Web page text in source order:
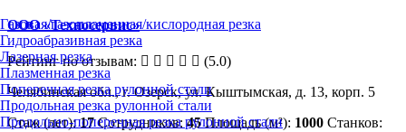
Газовая/газопламенная/кислородная резка
Гидроабразивная резка
Лазерная резка
Плазменная резка
Поперечная резка рулонной стали
Продольная резка рулонной стали
Продольно-поперечная резка рулонной стали
ООО «Техносервис»
Рейтинг по отзывам:
(5.0)
Челябинская обл., г. Озерск, ул. Кыштымская, д. 13, корп. 5
Стаж (лет):17 Сотрудников:45 Площадь (м²): 1000 Станков: